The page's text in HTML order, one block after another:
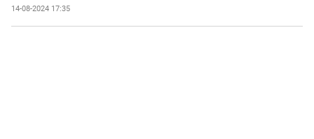
14-08-2024 17:35